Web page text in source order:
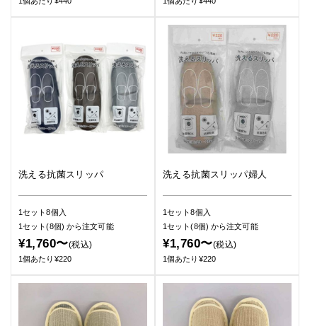
洗える抗菌スリッパ
1セット8個入
1セット(8個) から注文可能
¥1,760〜(税込)
1個あたり¥220
洗える抗菌スリッパ婦人
1セット8個入
1セット(8個) から注文可能
¥1,760〜(税込)
1個あたり¥220